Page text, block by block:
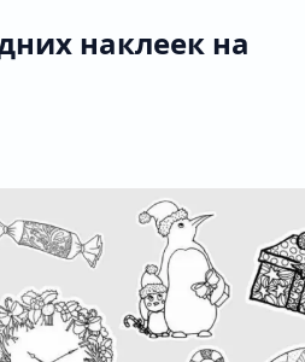
наклеек на